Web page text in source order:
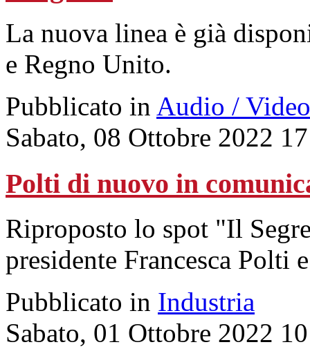
La nuova linea è già
e Regno Unito.
Pubblicato in Audio / Video
Sabato, 08 Ottobre 2022
Polti di nuovo in
Riproposto lo spot "Il
presidente Francesca Polti
Pubblicato in Industria
Sabato, 01 Ottobre 2022